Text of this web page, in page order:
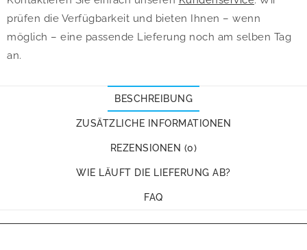
prüfen die Verfügbarkeit und bieten Ihnen – wenn
möglich – eine passende Lieferung noch am selben Tag
an.
BESCHREIBUNG
ZUSÄTZLICHE INFORMATIONEN
REZENSIONEN (0)
WIE LÄUFT DIE LIEFERUNG AB?
FAQ